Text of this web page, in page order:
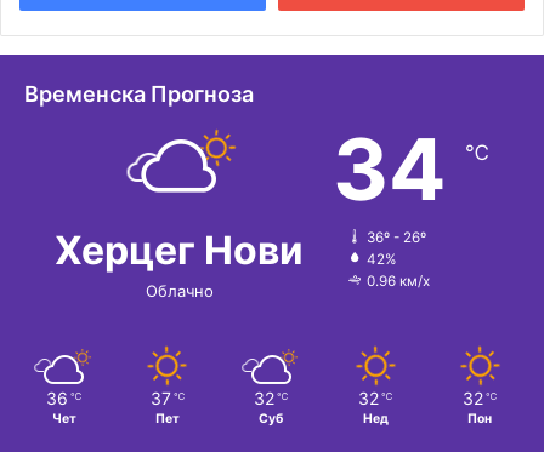
Временска Прогноза
Херцег Нови
Облачно
34 ℃
36º - 26º
42%
0.96 км/х
36 ℃
Чет
37 ℃
Пет
32 ℃
Суб
32 ℃
Нед
32 ℃
Пон